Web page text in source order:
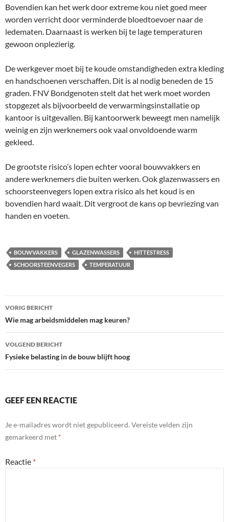
Bovendien kan het werk door extreme kou niet goed meer
worden verricht door verminderde bloedtoevoer naar de
ledematen. Daarnaast is werken bij te lage temperaturen
gewoon onplezierig.
De werkgever moet bij te koude omstandigheden extra kleding
en handschoenen verschaffen. Dit is al nodig beneden de 15
graden. FNV Bondgenoten stelt dat het werk moet worden
stopgezet als bijvoorbeeld de verwarmingsinstallatie op
kantoor is uitgevallen. Bij kantoorwerk beweegt men namelijk
weinig en zijn werknemers ook vaal onvoldoende warm
gekleed.
De grootste risico’s lopen echter vooral bouwvakkers en
andere werknemers die buiten werken. Ook glazenwassers en
schoorsteenvegers lopen extra risico als het koud is en
bovendien hard waait. Dit vergroot de kans op bevriezing van
handen en voeten.
BOUWVAKKERS GLAZENWASSERS
HITTESTRESS
SCHOORSTEENVEGERS
TEMPERATUUR
Bericht
navigatie
VORIG BERICHT
Wie mag arbeidsmiddelen mag keuren?
VOLGEND BERICHT
Fysieke belasting in de bouw blijft hoog
GEEF EEN REACTIE
Je e-mailadres wordt niet gepubliceerd. Vereiste velden zijn
gemarkeerd met *
Reactie *